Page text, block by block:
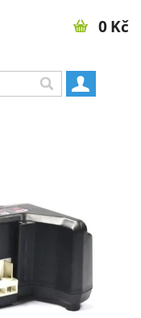
0 Kč